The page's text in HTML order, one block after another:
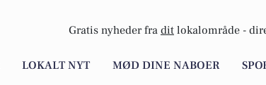
Gratis nyheder fra dit lokalområde -
LOKALT NYT MØD DINE NABOER